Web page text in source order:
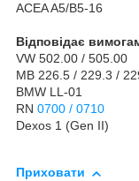
ACEA A5/B5-16
Відповідає
VW 502.00 / 505.00
MB 226.5 / 229.3 /
BMW LL-01
RN 0700 / 0710
Dexos 1 (Gen II)
Приховати